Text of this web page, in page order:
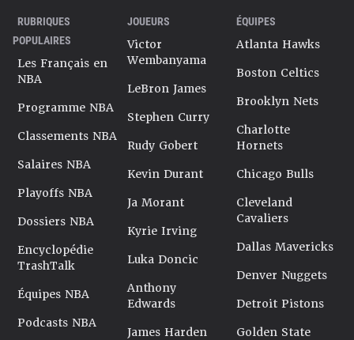
RUBRIQUES
POPULAIRES
Les Français en
NBA
Programme NBA
Classements NBA
Salaires NBA
Playoffs NBA
Dossiers NBA
Encyclopédie
TrashTalk
Équipes NBA
Podcasts NBA
JOUEURS
Victor
Wembanyama
LeBron James
Stephen Curry
Rudy Gobert
Kevin Durant
Ja Morant
Kyrie Irving
Luka Doncic
Anthony
Edwards
James Harden
ÉQUIPES
Atlanta Hawks
Boston Celtics
Brooklyn Nets
Charlotte
Hornets
Chicago Bulls
Cleveland
Cavaliers
Dallas Mavericks
Denver Nuggets
Detroit Pistons
Golden State